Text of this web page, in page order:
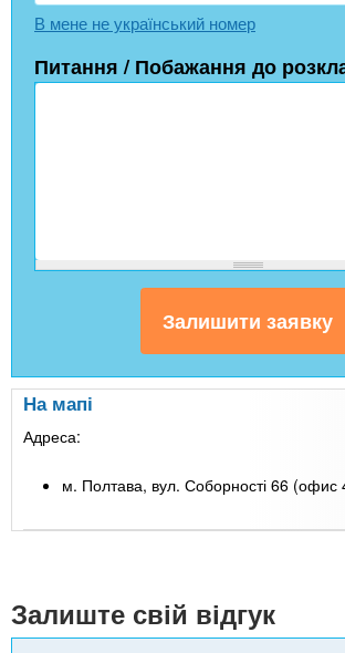
В мене не український номер
Питання / Побажання до
На мапі
Адреса:
м. Полтава, вул. Соборності 66 (офис
Залиште свій відгук